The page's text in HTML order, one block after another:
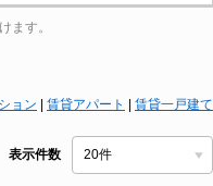
ます。
ョン 賃貸アパート 賃貸一戸建て
表示件数